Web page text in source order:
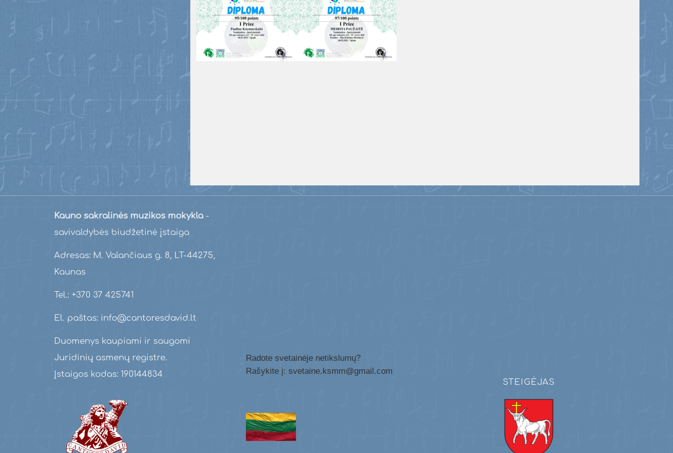
Kauno sakralinės muzikos mokykla-
savivaldybės biudžetinė įstaiga
Adresas: M. Valančiaus g. 8, LT-44275,
Kaunas
Tel.: +370 37 425741
El. paštas: info@cantoresdavid.lt
Duomenys kaupiami ir saugomi
Juridinių asmenų registre.
Įstaigos kodas: 190144834
Radote svetainėje netikslumų?
Rašykite į: svetaine.ksmm@gmail.com
STEIGĖJAS